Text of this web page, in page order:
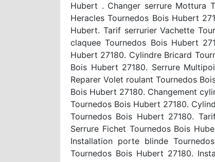
Hubert . Changer serrure Mottura
Heracles Tournedos Bois Hubert
Hubert. Tarif serrurier Vachette
claquee Tournedos Bois Hubert
Hubert 27180. Cylindre Bricard
Bois Hubert 27180. Serrure
Reparer Volet roulant Tournedos
Bois Hubert 27180. Changement
Tournedos Bois Hubert 27180.
Tournedos Bois Hubert 27180.
Serrure Fichet Tournedos Bois
Installation porte blinde
Tournedos Bois Hubert 27180.